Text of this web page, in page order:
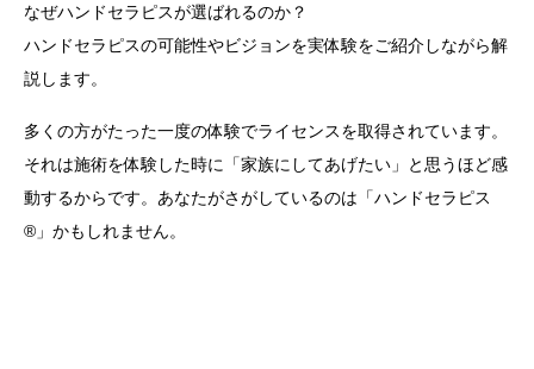
なぜハンドセラピスが選ばれるのか？
ハンドセラピスの可能性やビジョンを実体験をご紹介しながら解
説します。
多くの方がたった一度の体験でライセンスを取得されています。
それは施術を体験した時に「家族にしてあげたい」と思うほど感
動するからです。あなたがさがしているのは「ハンドセラピス
®」かもしれません。